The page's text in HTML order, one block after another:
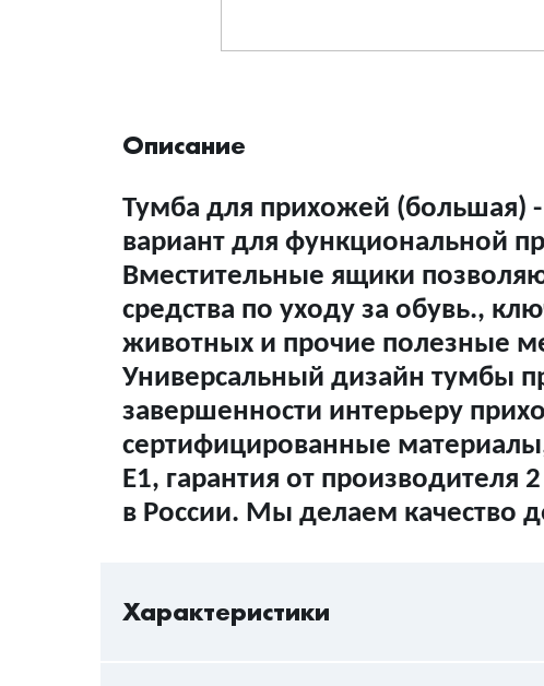
Описание
Тумба для прихожей (большая)
вариант для функциональной
Вместительные ящики
средства по уходу за обувь.,
животных и прочие полезные
Универсальный дизайн тумбы
завершенности интерьеру
сертифицированные материалы,
Е1, гарантия от производителя
в России. Мы делаем качество
Характеристики